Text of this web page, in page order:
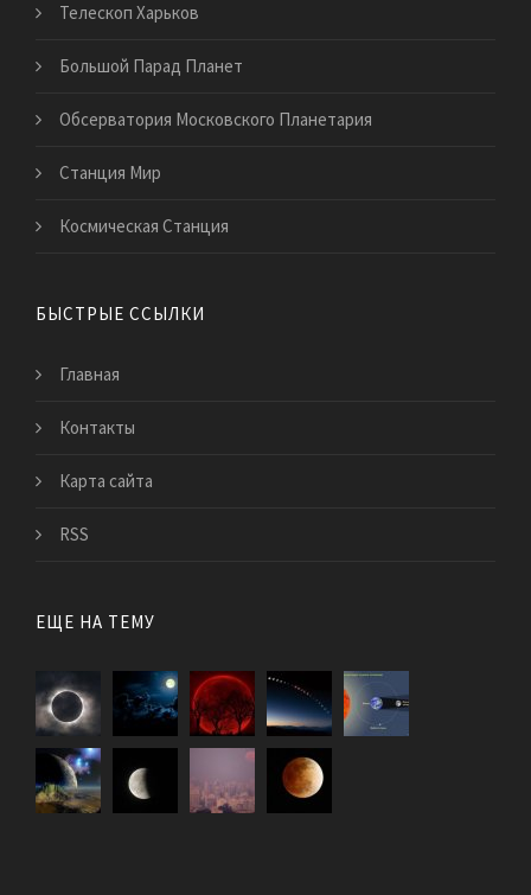
Телескоп Харьков
Большой Парад Планет
Обсерватория Московского Планетария
Станция Мир
Космическая Станция
БЫСТРЫЕ ССЫЛКИ
Главная
Контакты
Карта сайта
RSS
ЕЩЕ НА ТЕМУ